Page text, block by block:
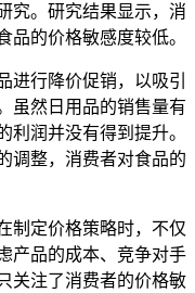
究。研究结果显示，消
品的价格敏感度较低。
进行降价促销，以吸引
虽然日用品的销售量有
利润并没有得到提升。
调整，消费者对食品的
制定价格策略时，不仅
产品的成本、竞争对手
关注了消费者的价格敏